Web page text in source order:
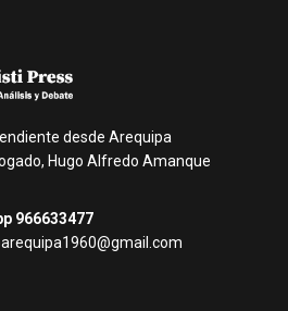
desde Arequipa
Hugo Alfredo Amanque
966633477